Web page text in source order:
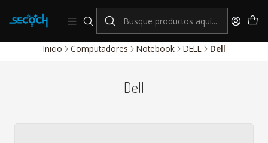
consulta por nuestros productos Hikvision
Sistema de alarmas y Control de Accesos
Inicio Computadores Notebook DELL Dell
Dell